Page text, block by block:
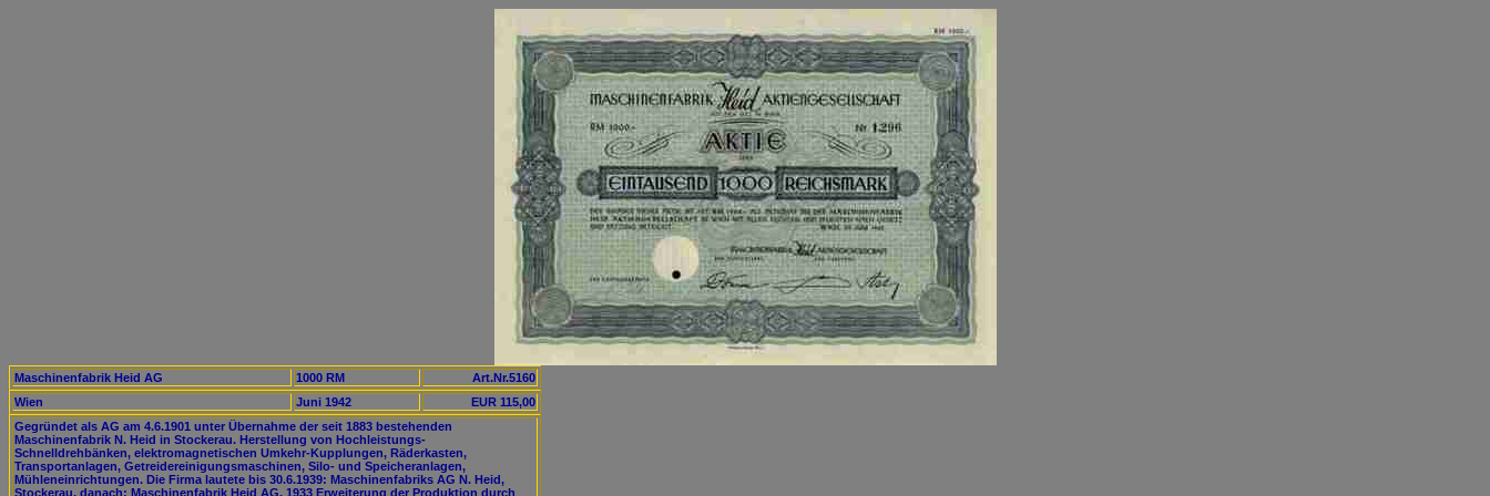
Maschinenfabrik Heid AG 1000 RM
Art.Nr.5160
Wien
Juni 1942
EUR 115,00
Gegründet als AG am 4.6.1901 unter Übernahme der seit 1883 bestehenden
Maschinenfabrik N. Heid in Stockerau. Herstellung von Hochleistungs-
Schnelldrehbänken, elektromagnetischen Umkehr-Kupplungen, Räderkasten,
Transportanlagen, Getreidereinigungsmaschinen, Silo- und Speicheranlagen,
Mühleneinrichtungen. Die Firma lautete bis 30.6.1939: Maschinenfabriks AG N. Heid,
Stockerau, danach: Maschinenfabrik Heid AG. 1933 Erweiterung der Produktion durch